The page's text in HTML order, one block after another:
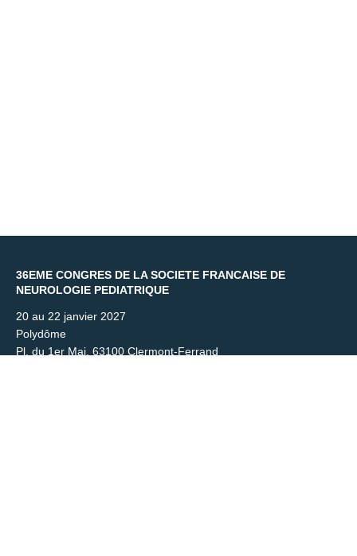
36EME CONGRES DE LA SOCIETE FRANCAISE DE
NEUROLOGIE PEDIATRIQUE
20 au 22 janvier 2027
Polydôme
Pl. du 1er Mai, 63100 Clermont-Ferrand